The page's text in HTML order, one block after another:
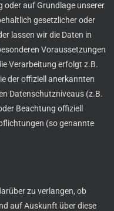
oder auf Grundlage unserer
gesetzlicher oder
lassen wir die Daten in
Voraussetzungen
Verarbeitung erfolgt z.B.
der offiziell anerkannten
Datenschutzniveaus (z.B.
Beachtung offiziell
(so genannte
zu verlangen, ob
auf Auskunft über diese